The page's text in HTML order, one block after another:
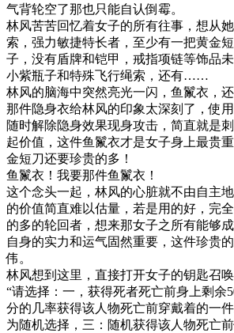
气背轮空了那也只能自认倒霉。
林风苦苦回忆着女子的所有往事，想从
索，强力敏捷特长者，至少有一把黄金
子，没有盾牌和铠甲，戒指项链等饰品
小紫瓶子和特殊飞行绳索，还有……
林风的脑海中突然亮光一闪，鱼鬣衣，还
那件隐身衣给林风的印象太深刻了，使
随时解除隐身效果现身攻击，简直就是
起价值，这件鱼鬣衣才是女子身上最贵
金短刀还要珍贵的多！
鱼鬣衣！我要那件鱼鬣衣！
这个念头一起，林风的心脏就不由自主
的价值简直难以估量，若是用的好，完
的多的轮回者，想来那女子之所有能够
自身的实力和运气固然重要，这件珍贵
伟。
林风想到这里，直接打开女子的钥匙召唤
“请选择：一，获得死者死亡前身上剩余
分的几率获得该人物死亡前穿戴着的一
为随机选择，三：随机获得该人物死亡